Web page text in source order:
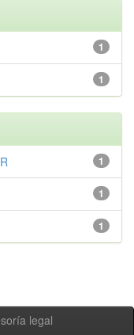
1
1
1
1
1
legal